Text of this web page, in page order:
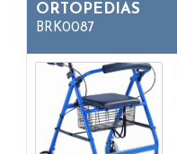
ORTOPEDIAS
BRK0087